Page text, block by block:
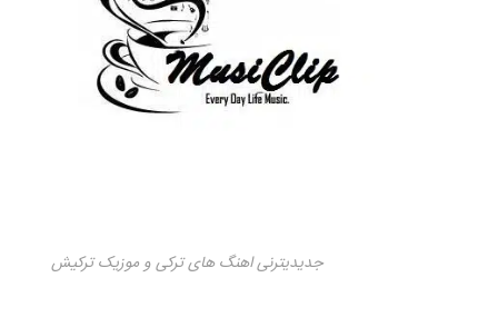
جدیدیترنی اهنگ های ترکی و موزیک ترکیش